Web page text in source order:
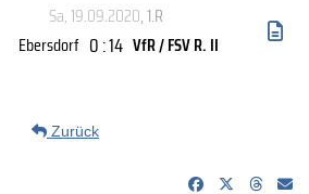
Sa, 19.09.2020, 1.R
Ebersdorf 0 : 14 VfR / FSV R. II
Zurück